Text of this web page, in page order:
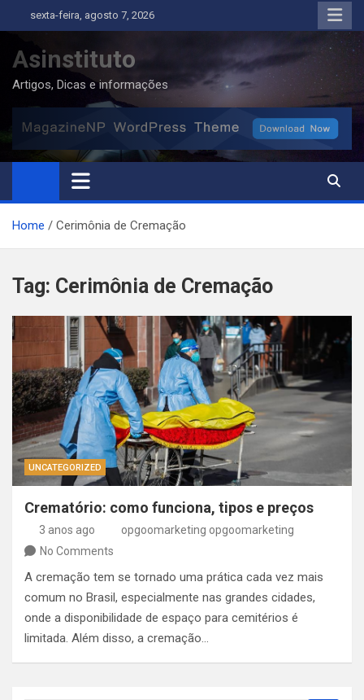
to
content
sexta-feira, agosto 7, 2026
Asinstituto
Artigos, Dicas e informações
Home Cerimônia de Cremação
Tag: Cerimônia de Cremação
UNCATEGORIZED
Crematório: como funciona, tipos e preços
3 anos ago
opgoomarketing opgoomarketing
No Comments
A cremação tem se tornado uma prática cada vez mais
comum no Brasil, especialmente nas grandes cidades,
onde a disponibilidade de espaço para cemitérios é
limitada. Além disso, a cremação…